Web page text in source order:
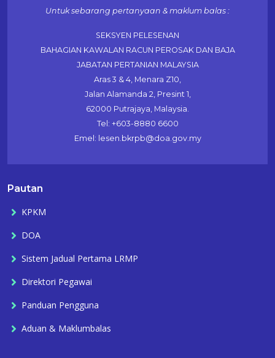
Untuk sebarang pertanyaan & maklum balas :
SEKSYEN PELESENAN
BAHAGIAN KAWALAN RACUN PEROSAK DAN BAJA
JABATAN PERTANIAN MALAYSIA
Aras 3 & 4, Menara Z10,
Jalan Alamanda 2, Presint 1,
62000 Putrajaya, Malaysia.
Tel: +603-8880 6600
Emel: lesen.bkrpb@doa.gov.my
Pautan
KPKM
DOA
Sistem Jadual Pertama LRMP
Direktori Pegawai
Panduan Pengguna
Aduan & Maklumbalas